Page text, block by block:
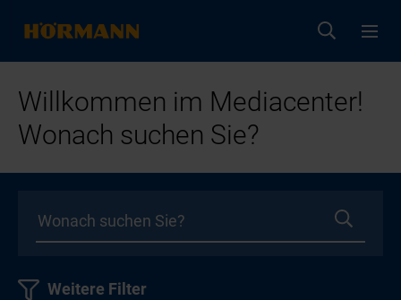
Willkommen im Mediacenter!
Wonach suchen Sie?
Weitere Filter